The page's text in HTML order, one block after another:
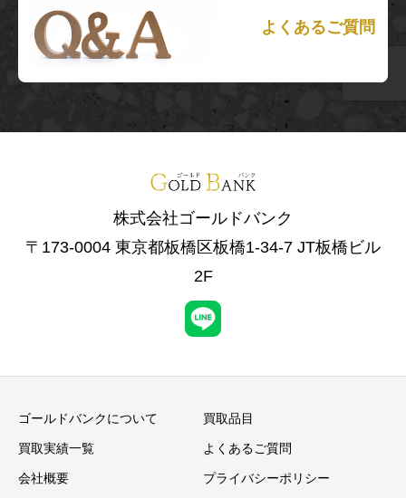
よくあるご質問
株式会社ゴールドバンク
〒173-0004 東京都板橋区板橋1-34-7 JT板橋ビル
2F
ゴールドバンクについて 買取品目
買取実績一覧 よくあるご質問
会社概要 プライバシーポリシー